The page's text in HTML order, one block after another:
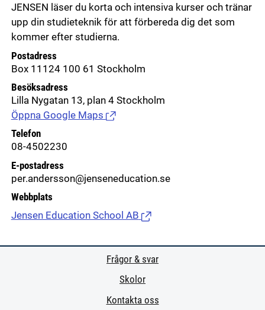
JENSEN läser du korta och intensiva kurser och tränar
upp din studieteknik för att förbereda dig det som
kommer efter studierna.
Postadress
Box 11124 100 61 Stockholm
Besöksadress
Lilla Nygatan 13, plan 4 Stockholm
Öppna Google Maps (Länk till extern sida.)
Telefon
08-4502230
E-postadress
per.andersson@jenseneducation.se
Webbplats
Jensen Education School AB (Länk till extern sida.)
Frågor & svar
Skolor
Kontakta oss